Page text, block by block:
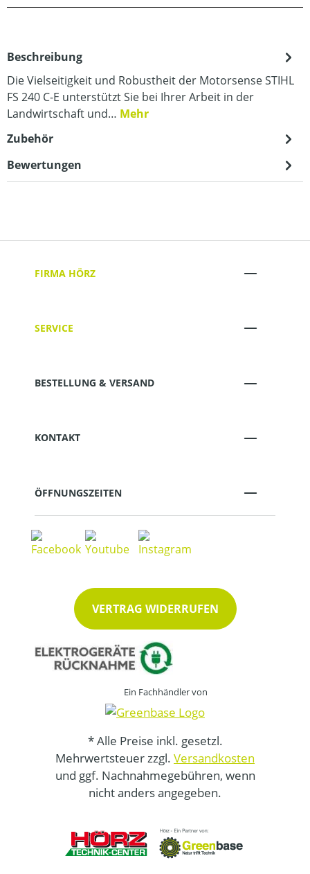
Beschreibung
Die Vielseitigkeit und Robustheit der Motorsense STIHL
FS 240 C-E unterstützt Sie bei Ihrer Arbeit in der
Landwirtschaft und… Mehr
Zubehör
Bewertungen
FIRMA HÖRZ
SERVICE
BESTELLUNG & VERSAND
KONTAKT
ÖFFNUNGSZEITEN
VERTRAG WIDERRUFEN
Ein Fachhändler von
* Alle Preise inkl. gesetzl.
Mehrwertsteuer zzgl. Versandkosten
und ggf. Nachnahmegebühren, wenn
nicht anders angegeben.